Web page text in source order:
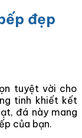
đẹp
tuyệt vời cho
tinh khiết kết
đá này mang
của bạn.